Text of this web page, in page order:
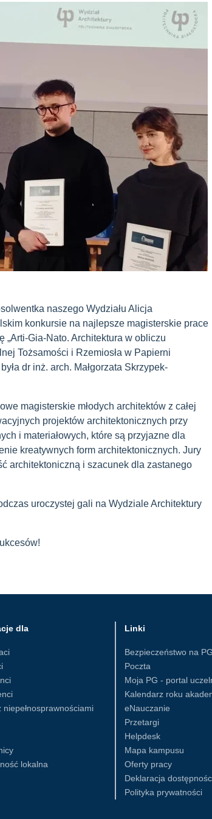
naszego Wydziału Alicja
konkursie na najlepsze magisterskie prace
„Arti-Gia-Nato. Architektura w obliczu
Tożsamości i Rzemiosła w Papierni
dr inż. arch. Małgorzata Skrzypek-
magisterskie młodych architektów z całej
projektów architektonicznych przy
i materiałowych, które są przyjazne dla
kreatywnych form architektonicznych. Jury
architektoniczną i szacunek dla zastanego
uroczystej gali na Wydziale Architektury
dla
niepełnosprawnościami
lokalna
Linki
Bezpieczeństwo na PG
Poczta
Moja PG - portal
Kalendarz roku
eNauczanie
Przetargi
Helpdesk
Mapa kampusu
Oferty pracy
Deklaracja
Polityka prywatności